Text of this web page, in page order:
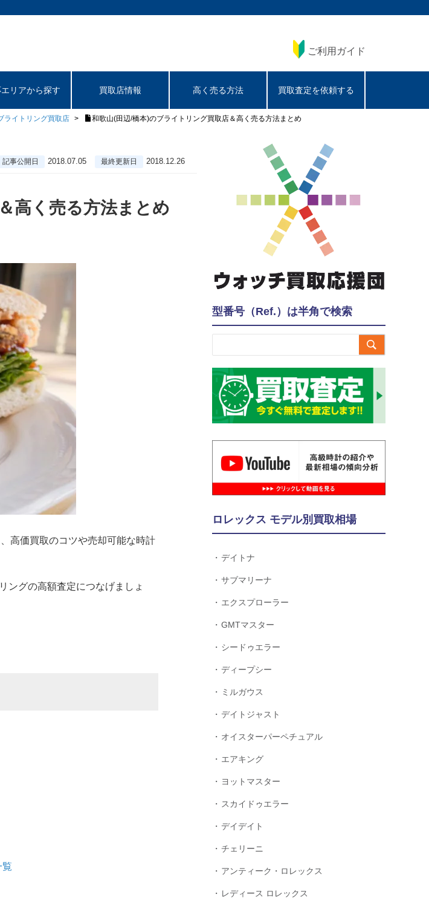
ご利用ガイド
リアから探す 買取店情報 高く売る方法 買取査定を依頼する
ライトリング買取店 和歌山(田辺/橋本)のブライトリング買取店＆高く売る方法まとめ
記事公開日 2018.07.05 最終更新日 2018.12.26
高く売る方法まとめ
高価買取のコツや売却可能な時計
ングの高額査定につなげましょ
覧
型番号（Ref.）は半角で検索

ロレックス モデル別買取相場
デイトナ
サブマリーナ
エクスプローラー
GMTマスター
シードゥエラー
ディープシー
ミルガウス
デイトジャスト
オイスターパーペチュアル
エアキング
ヨットマスター
スカイドゥエラー
デイデイト
チェリーニ
アンティーク・ロレックス
レディース ロレックス